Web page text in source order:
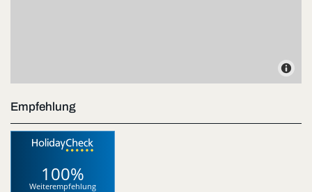
Empfehlung
100%
Weiterempfehlung